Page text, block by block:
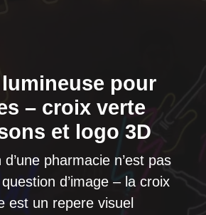
pour
– croix verte
et logo 3D
pharmacie n’est pas
d’image – la croix
est un repere visuel